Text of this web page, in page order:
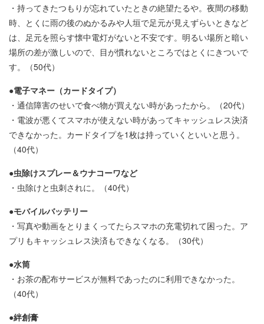
・持ってきたつもりが忘れていたときの絶望たるや。夜間の移動
時、とくに雨の後のぬかるみや人垣で足元が見えずらいときなど
は、足元を照らす懐中電灯がないと不安です。明るい場所と暗い
場所の差が激しいので、目が慣れないところではとくにきついで
す。（50代）
●電子マネー（カードタイプ）
・通信障害のせいで食べ物が買えない時があったから。（20代）
・電波が悪くてスマホが使えない時があってキャッシュレス決済
できなかった。カードタイプを1枚は持っていくといいと思う。
（40代）
●虫除けスプレー＆ウナコーワなど
・虫除けと虫刺されに。（40代）
●モバイルバッテリー
・写真や動画をとりまくってたらスマホの充電切れて困った。ア
プリもキャッシュレス決済もできなくなる。（30代）
●水筒
・お茶の配布サービスが無料であったのに利用できなかった。
（40代）
●絆創膏